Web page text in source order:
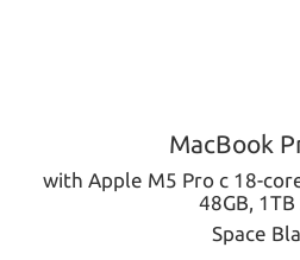
MacBook
with Apple M5 Pro с 18-
48GB, 1TB
Space